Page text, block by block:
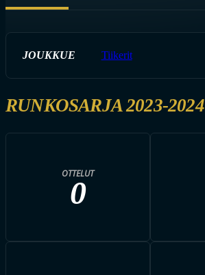
JOUKKUE Tiikerit
RUNKOSARJA 2023-2024
OTTELUT
0